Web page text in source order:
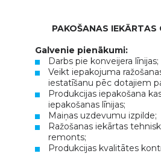
PAKOŠANAS IEKĀRTAS
Galvenie pienākumi:
Darbs pie konveijera līnijas;
Veikt iepakojuma
iestatīšanu pēc dotajiem
Produkcijas iepakošana
iepakošanas līnijas;
Maiņas uzdevumu izpilde;
Ražošanas iekārtas
remonts;
Produkcijas kvalitātes